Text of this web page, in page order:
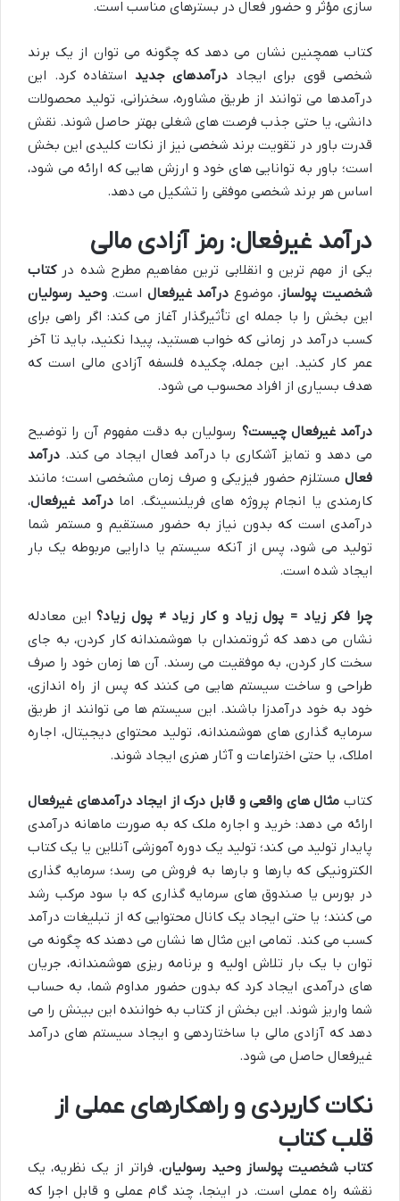
سازی مؤثر و حضور فعال در بسترهای مناسب است.
کتاب همچنین نشان می دهد که چگونه می توان از یک برند
شخصی قوی برای ایجاد درآمدهای جدید استفاده کرد. این
درآمدها می توانند از طریق مشاوره، سخنرانی، تولید محصولات
دانشی، یا حتی جذب فرصت های شغلی بهتر حاصل شوند. نقش
قدرت باور در تقویت برند شخصی نیز از نکات کلیدی این بخش
است؛ باور به توانایی های خود و ارزش هایی که ارائه می شود،
اساس هر برند شخصی موفقی را تشکیل می دهد.
درآمد غیرفعال: رمز آزادی مالی
یکی از مهم ترین و انقلابی ترین مفاهیم مطرح شده درکتاب
شخصیت پولساز، موضوع درآمد غیرفعال است.وحید رسولیان
این بخش را با جمله ای تأثیرگذار آغاز می کند: اگر راهی برای
کسب درآمد در زمانی که خواب هستید، پیدا نکنید، باید تا آخر
عمر کار کنید. این جمله، چکیده فلسفه آزادی مالی است که
هدف بسیاری از افراد محسوب می شود.
درآمد غیرفعال چیست؟ رسولیان به دقت مفهوم آن را توضیح
می دهد و تمایز آشکاری با درآمد فعال ایجاد می کند. درآمد
فعال مستلزم حضور فیزیکی و صرف زمان مشخصی است؛ مانند
کارمندی یا انجام پروژه های فریلنسینگ. امادرآمد غیرفعال،
درآمدی است که بدون نیاز به حضور مستقیم و مستمر شما
تولید می شود، پس از آنکه سیستم یا دارایی مربوطه یک بار
ایجاد شده است.
چرا فکر زیاد = پول زیاد و کار زیاد ≠ پول زیاد؟این معادله
نشان می دهد که ثروتمندان با هوشمندانه کار کردن، به جای
سخت کار کردن، به موفقیت می رسند. آن ها زمان خود را صرف
طراحی و ساخت سیستم هایی می کنند که پس از راه اندازی،
خود به خود درآمدزا باشند. این سیستم ها می توانند از طریق
سرمایه گذاری های هوشمندانه، تولید محتوای دیجیتال، اجاره
املاک، یا حتی اختراعات و آثار هنری ایجاد شوند.
کتاب مثال های واقعی و قابل درک از ایجاد درآمدهای غیرفعال
ارائه می دهد: خرید و اجاره ملک که به صورت ماهانه درآمدی
پایدار تولید می کند؛ تولید یک دوره آموزشی آنلاین یا یک کتاب
الکترونیکی که بارها و بارها به فروش می رسد؛ سرمایه گذاری
در بورس یا صندوق های سرمایه گذاری که با سود مرکب رشد
می کنند؛ یا حتی ایجاد یک کانال محتوایی که از تبلیغات درآمد
کسب می کند. تمامی این مثال ها نشان می دهند که چگونه می
توان با یک بار تلاش اولیه و برنامه ریزی هوشمندانه، جریان
های درآمدی ایجاد کرد که بدون حضور مداوم شما، به حساب
شما واریز شوند. این بخش از کتاب به خواننده این بینش را می
دهد که آزادی مالی با ساختاردهی و ایجاد سیستم های درآمد
غیرفعال حاصل می شود.
نکات کاربردی و راهکارهای عملی از
قلب کتاب
کتاب شخصیت پولساز وحید رسولیان، فراتر از یک نظریه، یک
نقشه راه عملی است. در اینجا، چند گام عملی و قابل اجرا که